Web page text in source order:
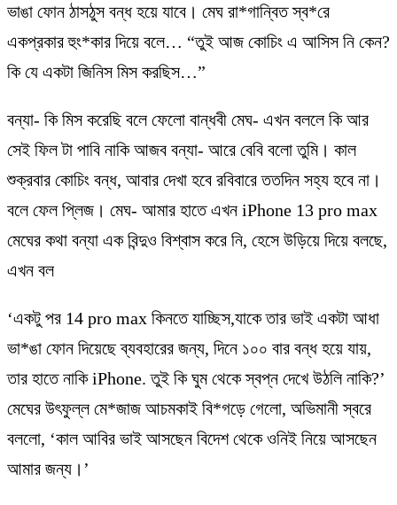
ভাঙা ফোন ঠাসঠুস বন্ধ হয়ে যাবে। মেঘ রা*গান্বিত স্ব*রে
একপ্রকার হুং*কার দিয়ে বলে… “তুই আজ কোচিং এ আসিস নি কেন?
কি যে একটা জিনিস মিস করছিস…”
বন্যা- কি মিস করেছি বলে ফেলো বান্ধবী মেঘ- এখন বললে কি আর
সেই ফিল টা পাবি নাকি আজব বন্যা- আরে বেবি বলো তুমি। কাল
শুক্রবার কোচিং বন্ধ, আবার দেখা হবে রবিবারে ততদিন সহ্য হবে না।
বলে ফেল প্লিজ। মেঘ- আমার হাতে এখন iPhone 13 pro max
মেঘের কথা বন্যা এক বিন্দুও বিশ্বাস করে নি, হেসে উড়িয়ে দিয়ে বলছে,
এখন বল
‘একটু পর 14 pro max কিনতে যাচ্ছিস,যাকে তার ভাই একটা আধা
ভা*ঙা ফোন দিয়েছে ব্যবহারের জন্য, দিনে ১০০ বার বন্ধ হয়ে যায়,
তার হাতে নাকি iPhone. তুই কি ঘুম থেকে স্বপ্ন দেখে উঠলি নাকি?’
মেঘের উৎফুল্ল মে*জাজ আচমকাই বি*গড়ে গেলো, অভিমানী স্বরে
বললো, ‘কাল আবির ভাই আসছেন বিদেশ থেকে ওনিই নিয়ে আসছেন
আমার জন্য।’